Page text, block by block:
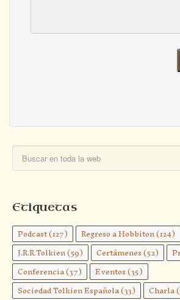
Etiquetas
Podcast(127) Regreso a Hobbiton(124)
J.R.R.Tolkien(59) Certámenes(52)
Conferencia(37) Eventos(35)
Sociedad Tolkien Española(33) Charla